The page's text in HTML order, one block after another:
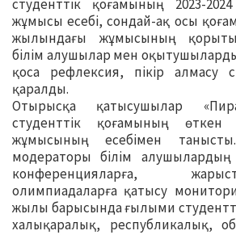
студенттік қоғамының 2023-
жұмысы есебі, сондай-ақ осы
жылындағы жұмысының
білім алушылар мен
қоса рефлексия, пікір алмасу
қаралды.
Отырысқа қатысушылар
студенттік қоғамының
жұмысының есебімен
модераторы білім алушылардың
конференцияларға,
олимпиадаларға қатысу
жылы барысында ғылыми
халықаралық, республикалық,